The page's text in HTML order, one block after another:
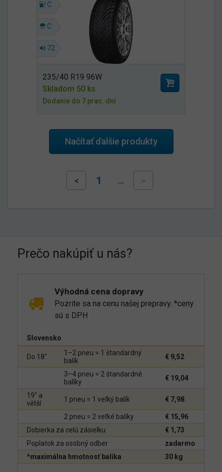
C
C
72
235/40 R19 96W
Skladom 50 ks
Dodanie do 7 prac. dní
Načítať ďalšie produkty
< 1 … >
Prečo nakúpiť u nás?
Výhodná cena dopravy
Pozrite sa na cenu našej prepravy. *ceny
sú s DPH
Slovensko
Do 18"
1–2 pneu = 1 štandardný
balík
€ 9,52
3–4 pneu = 2 štandardné
balíky
€ 19,04
19" a
větší
1 pneu = 1 veľký balík € 7,98
2 pneu = 2 veľké balíky
€ 15,96
Dobierka za celú zásielku
€ 1,73
Poplatok za osobný odber
zadarmo
*maximálna hmotnosť balíka
30 kg